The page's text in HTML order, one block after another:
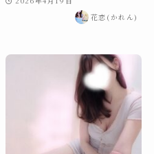
花恋(かれん)